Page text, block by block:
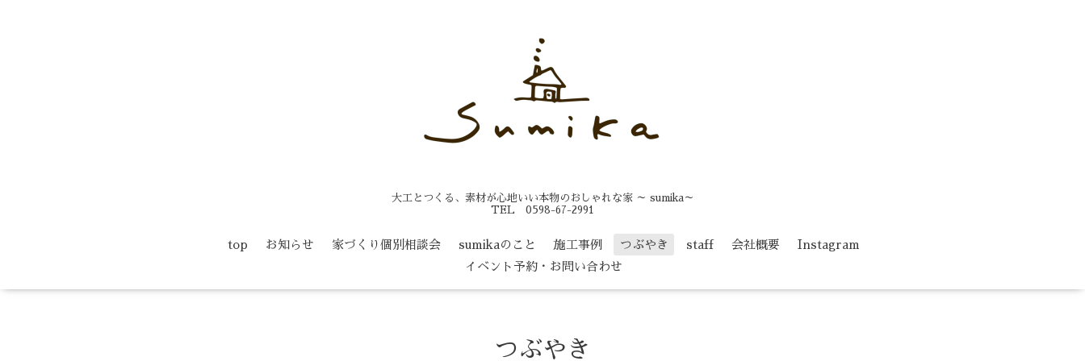
大工とつくる、素材が心地いい本物のおしゃれな家 ～ sumika～
TEL 0598-67-2991
top お知らせ 家づくり個別相談会 sumikaのこと 施工事例 つぶやき staff 会社概要
Instagram
イベント予約・お問い合わせ
つぶやき